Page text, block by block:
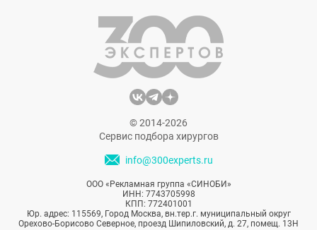
© 2014-2026
Сервис подбора хирургов
info@300experts.ru
ООО «Рекламная группа «СИНОБИ»
ИНН: 7743705998
КПП: 772401001
Юр. адрес: 115569, Город Москва, вн.тер.г. муниципальный округ
Орехово-Борисово Северное, проезд Шипиловский, д. 27, помещ. 13Н